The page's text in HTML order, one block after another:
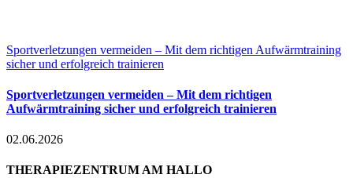
Sportverletzungen vermeiden – Mit dem richtigen Aufwärmtraining
sicher und erfolgreich trainieren
Sportverletzungen vermeiden – Mit dem richtigen
Aufwärmtraining sicher und erfolgreich trainieren
02.06.2026
THERAPIEZENTRUM AM HALLO